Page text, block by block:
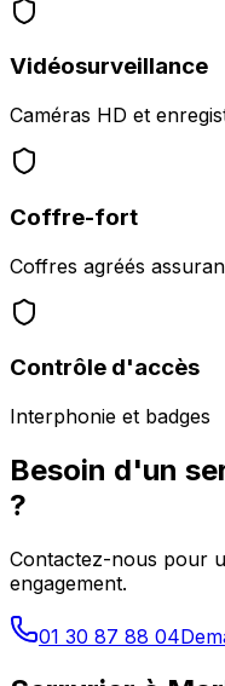
Vidéosurveillance
Caméras HD et
Coffre-fort
Coffres agréés
Contrôle d'accès
Interphonie et badges
Besoin d'un
?
Contactez-nous pour
engagement.
01 30 87 88 04